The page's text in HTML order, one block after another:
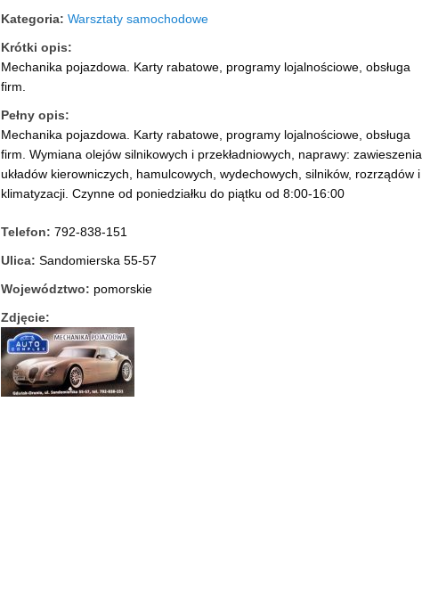
Kategoria: Warsztaty samochodowe
Krótki opis:
Mechanika pojazdowa. Karty rabatowe, programy lojalnościowe, obsługa
firm.
Pełny opis:
Mechanika pojazdowa. Karty rabatowe, programy lojalnościowe, obsługa
firm. Wymiana olejów silnikowych i przekładniowych, naprawy: zawieszenia,
układów kierowniczych, hamulcowych, wydechowych, silników, rozrządów i
klimatyzacji. Czynne od poniedziałku do piątku od 8:00-16:00
Telefon: 792-838-151
Ulica: Sandomierska 55-57
Województwo: pomorskie
Zdjęcie: